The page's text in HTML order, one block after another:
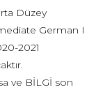
Düzey
German I
2021
ve BİLGİ son